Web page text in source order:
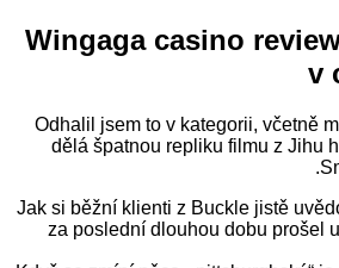
Wingaga casino
v
Odhalil jsem to v kategorii, včetně
dělá špatnou repliku filmu z Jihu
Jak si běžní klienti z Buckle jistě
za poslední dlouhou dobu prošel